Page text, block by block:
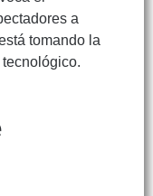
a
tomando la